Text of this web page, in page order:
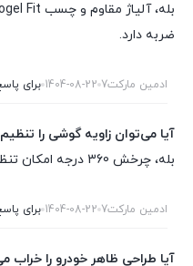
ضربه دارد.
ادمین مارکت7 1404-08-22 برای
آیا می‌توان زاویه گوشی را
بله، چرخش 360 درجه امکان تنظیم زاویه دید مناسب را فراهم می‌کند.
ادمین مارکت7 1404-08-22 برای
آیا طراحی ظاهر خودرو را خراب